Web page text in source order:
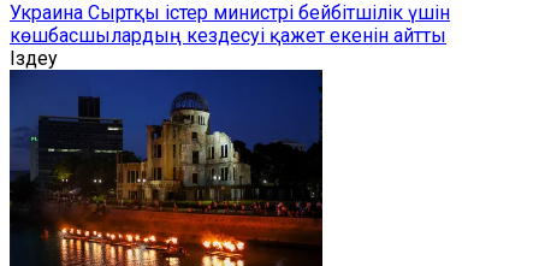
Украина Сыртқы істер министрі бейбітшілік үшін
көшбасшылардың кездесуі қажет екенін айтты
Іздеу